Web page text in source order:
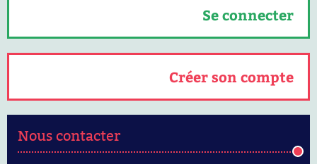
Se connecter
Créer son compte
Nous contacter